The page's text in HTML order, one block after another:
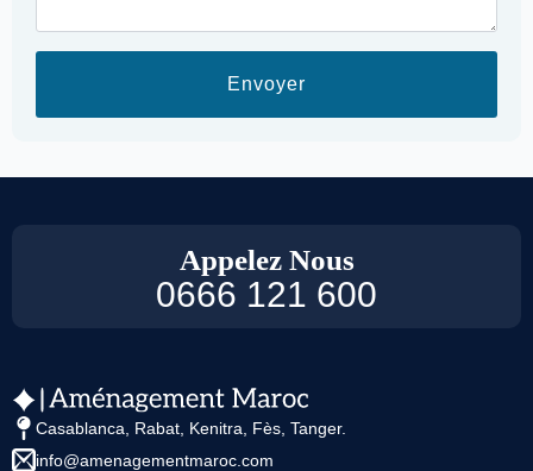
Envoyer
Appelez Nous
0666 121 600
Casablanca, Rabat, Kenitra, Fès, Tanger.
info@amenagementmaroc.com